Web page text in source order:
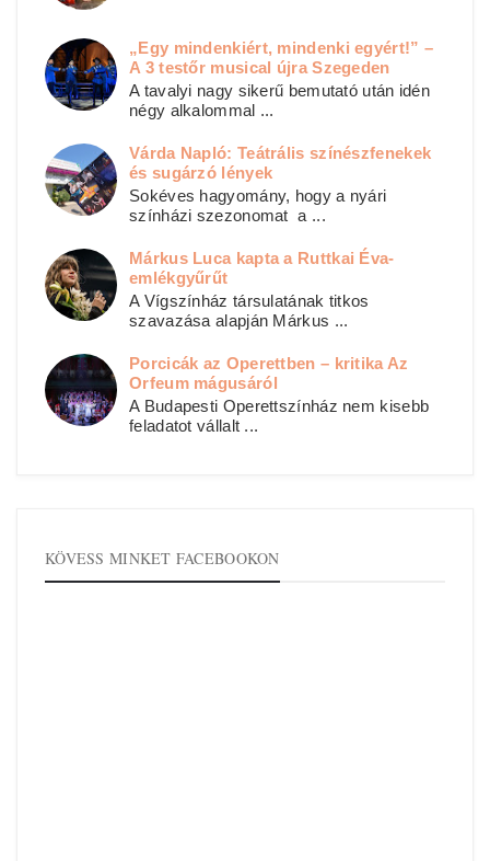
„Egy mindenkiért, mindenki egyért!” –
A 3 testőr musical újra Szegeden
A tavalyi nagy sikerű bemutató után idén
négy alkalommal ...
Várda Napló: Teátrális színészfenekek
és sugárzó lények
Sokéves hagyomány, hogy a nyári
színházi szezonomat a ...
Márkus Luca kapta a Ruttkai Éva-
emlékgyűrűt
A Vígszínház társulatának titkos
szavazása alapján Márkus ...
Porcicák az Operettben – kritika Az
Orfeum mágusáról
A Budapesti Operettszínház nem kisebb
feladatot vállalt ...
KÖVESS MINKET FACEBOOKON